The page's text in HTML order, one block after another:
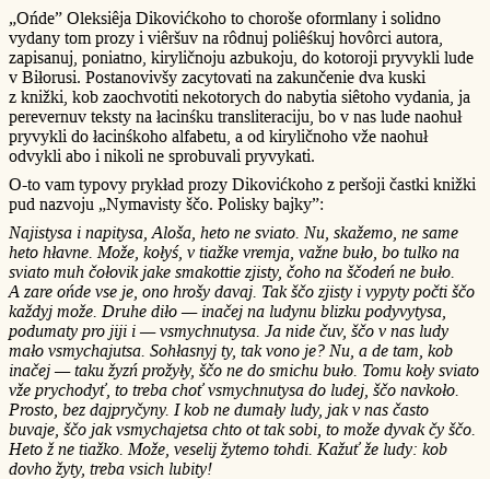
„Ońde” Oleksiêja Dikovićkoho to choroše oformlany i solidno
vydany tom prozy i viêršuv na rôdnuj poliêśkuj hovôrci autora,
zapisanuj, poniatno, kiryličnoju azbukoju, do kotoroji pryvykli lude
v Biłorusi. Postanovivšy zacytovati na zakunčenie dva kuski
z knižki, kob zaochvotiti nekotorych do nabytia siêtoho vydania, ja
perevernuv teksty na łacinśku transliteraciju, bo v nas lude naohuł
pryvykli do łacinśkoho alfabetu, a od kiryličnoho vže naohuł
odvykli abo i nikoli ne sprobuvali pryvykati.
O-to vam typovy prykład prozy Dikovićkoho z peršoji častki knižki
pud nazvoju „Nymavisty ščo. Polisky bajky”:
Najistysa i napitysa, Aloša, heto ne sviato. Nu, skažemo, ne same
heto hłavne. Može, kołyś, v tiažke vremja, važne buło, bo tulko na
sviato muh čołovik jake smakottie zjisty, čoho na ščodeń ne buło.
A zare ońde vse je, ono hrošy davaj. Tak ščo zjisty i vypyty počti ščo
každyj može. Druhe diło — inačej na ludynu blizku podyvytysa,
podumaty pro jiji i — vsmychnutysa. Ja nide čuv, ščo v nas ludy
mało vsmychajutsa. Sohłasnyj ty, tak vono je? Nu, a de tam, kob
inačej — taku žyzń prožyły, ščo ne do smichu buło. Tomu koły sviato
vže prychodyť, to treba choť vsmychnutysa do ludej, ščo navkoło.
Prosto, bez dajpryčyny. I kob ne dumały ludy, jak v nas často
buvaje, ščo jak vsmychajetsa chto ot tak sobi, to može dyvak čy ščo.
Heto ž ne tiažko. Može, veselij žytemo tohdi. Kažuť že ludy: kob
dovho žyty, treba vsich lubity!